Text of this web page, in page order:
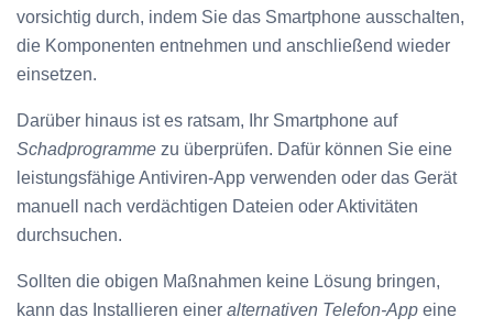
vorsichtig durch, indem Sie das Smartphone ausschalten,
die Komponenten entnehmen und anschließend wieder
einsetzen.
Darüber hinaus ist es ratsam, Ihr Smartphone auf
Schadprogramme zu überprüfen. Dafür können Sie eine
leistungsfähige Antiviren-App verwenden oder das Gerät
manuell nach verdächtigen Dateien oder Aktivitäten
durchsuchen.
Sollten die obigen Maßnahmen keine Lösung bringen,
kann das Installieren einer alternativen Telefon-App eine